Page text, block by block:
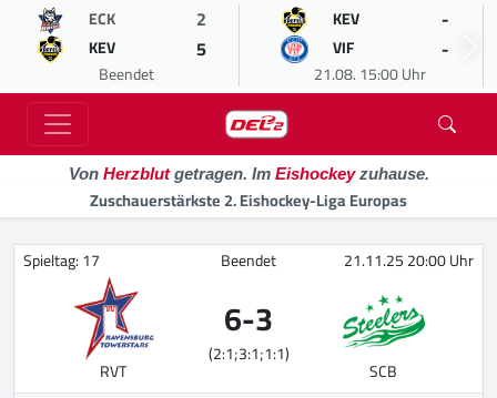
ECK 2
KEV 5
Beendet
KEV -
VIF -
21.08. 15:00 Uhr
Von Herzblutgetragen. Im Eishockeyzuhause.
Zuschauerstärkste 2. Eishockey-Liga Europas
Spieltag: 17 Beendet 21.11.25 20:00 Uhr
RVT
6-3
(2:1;3:1;1:1)
SCB